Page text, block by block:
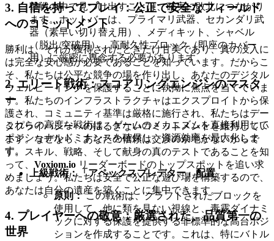
撃戦の中で見つけ出すことは、確実に敗北につながり
ます。ホットバーは、プライマリ武器、セカンダリ武
器（素早い切り替え用）、メディキット、シャベル
（脱出/突破用）、高耐久性ブロック（即座のカバー
用）に厳密に専念する必要があります。
2. エリート戦術：スコアリングエンジンのマスタ
ー
これらの高度な戦術は、ゲームのメカニズムを直接利用して
ポジショナルドミナンスを確保し、資源効率を最大化しま
す。
上級戦術：「アペックスプレデター」配置
原則：この戦術は、クラフトされたブロックを
使用して、他に類を見ない視線と、毒霧ダイナミ
ックに対する保護を提供する非標準的な高台ポジ
ションを作成することです。これは、特にバトル
3. 自信を持ってプレイ：公正で安全なフィールド
へのコミットメント
勝利は、それが獲得されたときだけ甘美であり、真の没入に
は完全な安心感が必要であることを知っています。だからこ
そ、私たちは公平な競争の場を作り出し、あなたのデジタル
ウェルビーイングを保護することに執拗に焦点を当てていま
す。私たちのインフラストラクチャはエクスプロイトから保
護され、コミュニティ基準は厳格に施行され、私たちはデー
タプライバシーへの揺るぎないコミットメントを維持してい
ます。なぜなら、あなたの信頼は交渉の余地がないからで
す。スキル、戦略、そして献身の真のテストであることを知
って、 Voxiom.io リーダーボードのトップスポットを追い求
めましょう。私たちは安全で公正な遊び場を構築するので、
あなたは自分の遺産を築くことに集中できます。
4. プレイヤーへの敬意：厳選された、品質第一の
世界